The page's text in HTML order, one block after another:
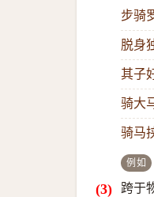
步骑
脱身
其子
骑大
骑马
例如
跨于